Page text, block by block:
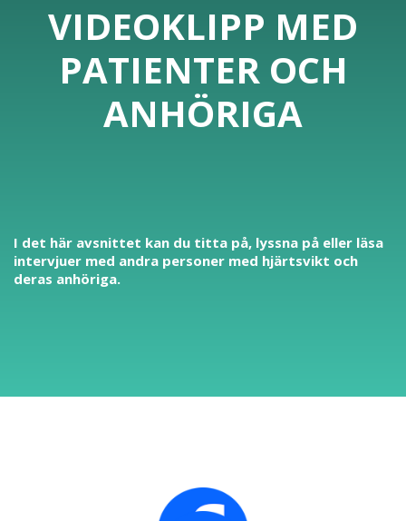
VIDEOKLIPP MED
PATIENTER OCH
ANHÖRIGA
I det här avsnittet kan du titta på, lyssna på eller läsa
intervjuer med andra personer med hjärtsvikt och
deras anhöriga.